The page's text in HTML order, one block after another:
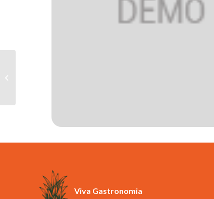
Viva Gastronomia